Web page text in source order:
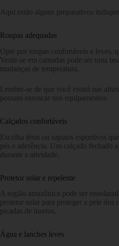
Aqui estão alguns preparativos
Roupas adequadas
Opte por roupas confortáveis e leves,
Vestir-se em camadas pode ser uma
mudanças de temperatura.
Lembre-se de que você estará nas
possam enroscar nos equipamentos.
Calçados confortáveis
Escolha tênis ou sapatos esportivos
pés e aderência. Um calçado fechado
durante a atividade.
Protetor solar e repelente
A região amazônica pode ser
protetor solar para proteger a pele
picadas de insetos.
Água e lanches leves